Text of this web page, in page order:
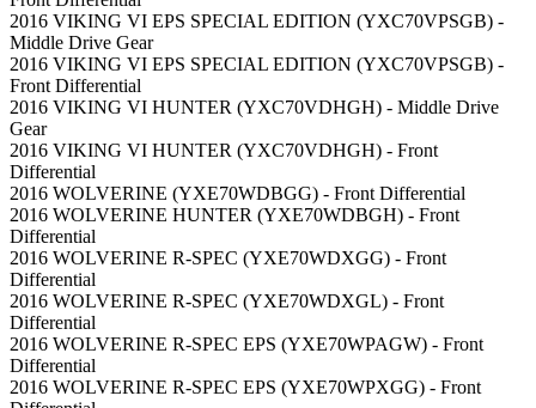
2016 VIKING VI EPS SPECIAL EDITION (YXC70VPSGB) -
Middle Drive Gear
2016 VIKING VI EPS SPECIAL EDITION (YXC70VPSGB) -
Front Differential
2016 VIKING VI HUNTER (YXC70VDHGH) - Middle Drive
Gear
2016 VIKING VI HUNTER (YXC70VDHGH) - Front
Differential
2016 WOLVERINE (YXE70WDBGG) - Front Differential
2016 WOLVERINE HUNTER (YXE70WDBGH) - Front
Differential
2016 WOLVERINE R-SPEC (YXE70WDXGG) - Front
Differential
2016 WOLVERINE R-SPEC (YXE70WDXGL) - Front
Differential
2016 WOLVERINE R-SPEC EPS (YXE70WPAGW) - Front
Differential
2016 WOLVERINE R-SPEC EPS (YXE70WPXGG) - Front